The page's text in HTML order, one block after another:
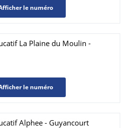
le numéro
La Plaine du Moulin -
le numéro
Alphee - Guyancourt